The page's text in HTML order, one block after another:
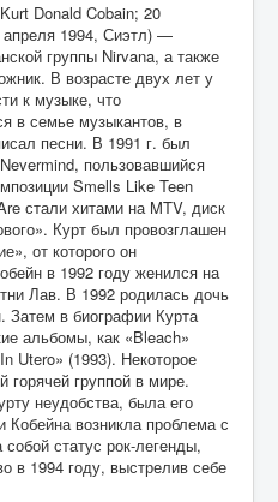
Donald Cobain; 20
1994, Сиэтл) —
группы Nirvana, а также
В возрасте двух лет у
к музыке, что
в семье музыкантов, в
песни. В 1991 г. был
пользовавшийся
Smells Like Teen
стали хитами на MTV, диск
Курт был провозглашен
от которого он
в 1992 году женился на
Лав. В 1992 родилась дочь
Затем в биографии Курта
альбомы, как «Bleach»
Utero» (1993). Некоторое
группой в мире.
неудобства, была его
Кобейна возникла проблема с
статус рок-легенды,
в 1994 году, выстрелив себе